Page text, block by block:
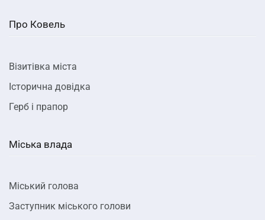
Про Ковель
Візитівка міста
Історична довідка
Герб і прапор
Міська влада
Міський голова
Заступник міського голови